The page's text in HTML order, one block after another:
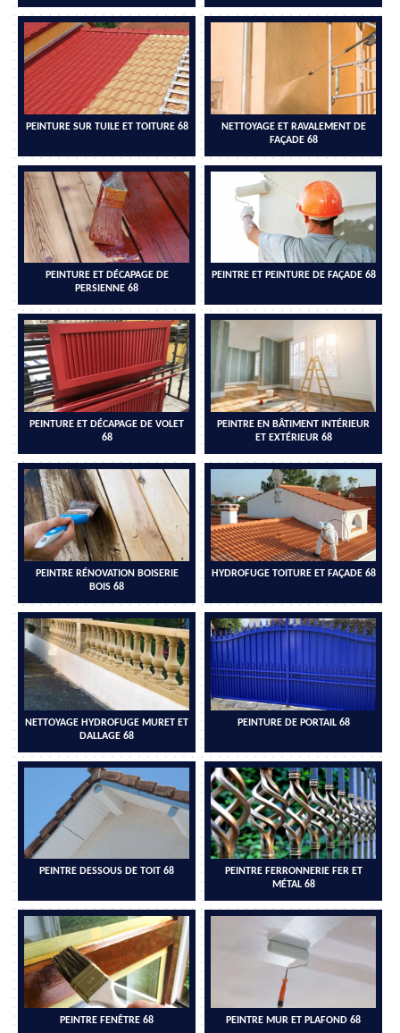
PEINTURE SUR TUILE ET TOITURE 68
NETTOYAGE ET RAVALEMENT DE
FAÇADE 68
PEINTURE ET DÉCAPAGE DE
PERSIENNE 68
PEINTRE ET PEINTURE DE FAÇADE 68
PEINTURE ET DÉCAPAGE DE VOLET
68
PEINTRE EN BÂTIMENT INTÉRIEUR
ET EXTÉRIEUR 68
PEINTRE RÉNOVATION BOISERIE
BOIS 68
HYDROFUGE TOITURE ET FAÇADE 68
NETTOYAGE HYDROFUGE MURET ET
DALLAGE 68
PEINTURE DE PORTAIL 68
PEINTRE DESSOUS DE TOIT 68
PEINTRE FERRONNERIE FER ET
MÉTAL 68
PEINTRE FENÊTRE 68 PEINTRE MUR ET PLAFOND 68